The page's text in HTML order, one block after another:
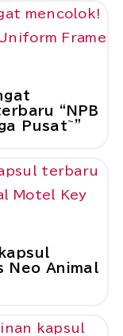
“NPB
Pusat~”
Animal